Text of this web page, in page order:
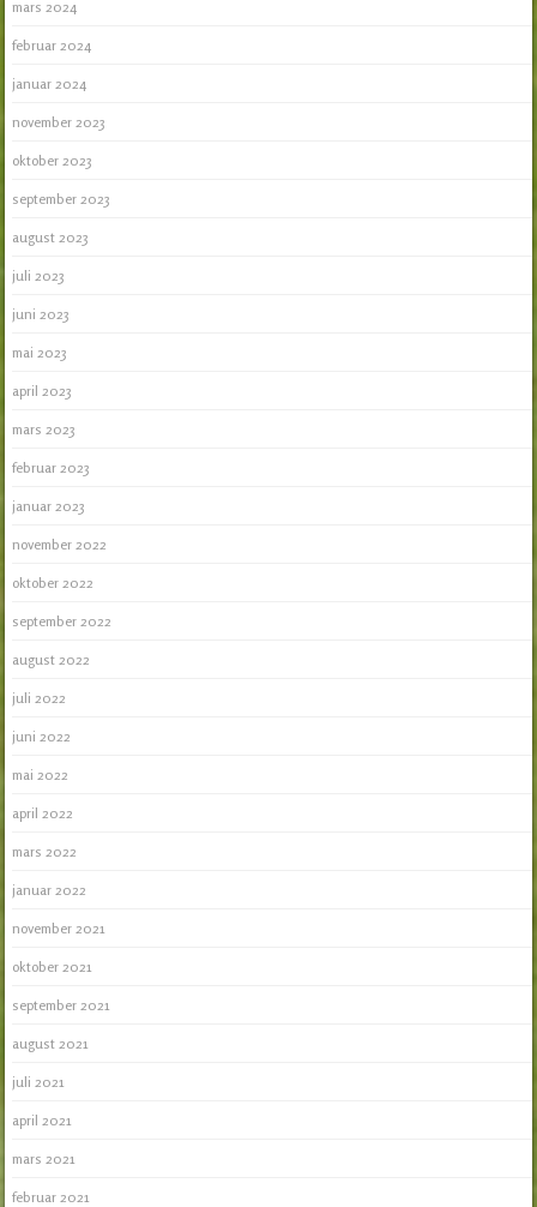
mars 2024
februar 2024
januar 2024
november 2023
oktober 2023
september 2023
august 2023
juli 2023
juni 2023
mai 2023
april 2023
mars 2023
februar 2023
januar 2023
november 2022
oktober 2022
september 2022
august 2022
juli 2022
juni 2022
mai 2022
april 2022
mars 2022
januar 2022
november 2021
oktober 2021
september 2021
august 2021
juli 2021
april 2021
mars 2021
februar 2021